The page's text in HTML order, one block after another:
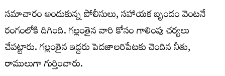
సమాచారం అందుకున్న పోలీసులు, సహాయక బృందం వెంటనే
రంగంలోకి దిగింది. గల్లంతైన వారి కోసం గాలింపు చర్యలు
చేపట్టారు. గల్లంతైన ఇద్దరు పెదజాలరిపేటకు చెందిన నీతు,
రాములుగా గుర్తించారు.